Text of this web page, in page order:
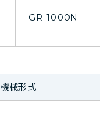
GR-1000N
機械形式